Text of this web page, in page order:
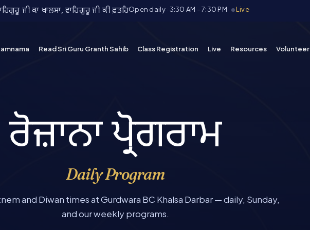
ਜੀ ਕਾ ਖਾਲਸਾ, ਵਾਹਿਗੁਰੂ ਜੀ ਕੀ ਫ਼ਤਹਿOpen daily · 3:30 AM – 7:30 PM · Live
Read Sri Guru Granth Sahib Class Registration Live Resources Volunteer
ਰੋਜ਼ਾਨਾ ਪ੍ਰੋਗਰਾਮ
Daily Program
and Diwan times at Gurdwara BC Khalsa Darbar — daily, Sunday,
and our weekly programs.